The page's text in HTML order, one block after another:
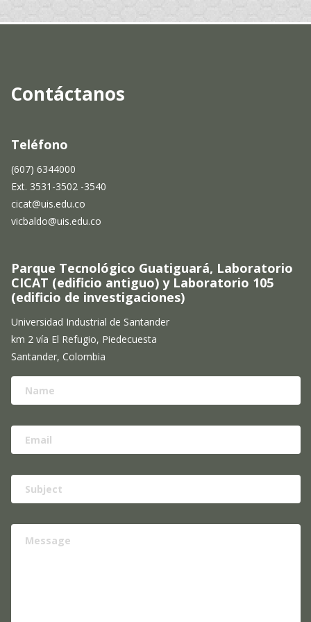
Contáctanos
Teléfono
(607) 6344000
Ext. 3531-3502 -3540
cicat@uis.edu.co
vicbaldo@uis.edu.co
Parque Tecnológico Guatiguará, Laboratorio
CICAT (edificio antiguo) y Laboratorio 105
(edificio de investigaciones)
Universidad Industrial de Santander
km 2 vía El Refugio, Piedecuesta
Santander, Colombia